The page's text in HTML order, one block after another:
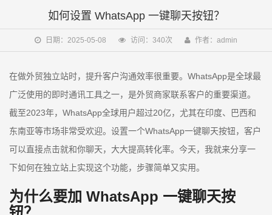
如何设置 WhatsApp 一键聊天按钮？
日期：2025-05-08 访问：340次 作者：admin
在做外贸独立站时，提升客户沟通效率很重要。WhatsApp是全球最
广泛使用的即时通讯工具之一，是外贸商家联系客户的重要渠道。
截至2023年，WhatsApp全球用户超过20亿，尤其在印度、巴西和
东南亚等市场非常受欢迎。设置一个WhatsApp一键聊天按钮，客户
可以直接点击就和你聊天，大大提高转化率。今天，我就来分享一
下如何在独立站上实现这个功能，步骤简单又实用。
为什么要加 WhatsApp 一键聊天按